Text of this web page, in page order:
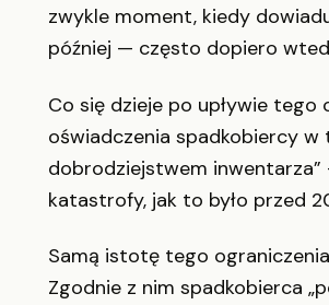
zwykle moment, kiedy
później — często dopiero
Co się dzieje po upływie tego
oświadczenia spadkobiercy
dobrodziejstwem inwentarza”
katastrofy, jak to było przed
Samą istotę tego
Zgodnie z nim spadkobierca